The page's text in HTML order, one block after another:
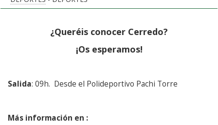
¿Queréis conocer Cerredo?
¡Os esperamos!
Salida: 09h. Desde el Polideportivo Pachi Torre
Más información en :